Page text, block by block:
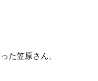
た笠原さん。